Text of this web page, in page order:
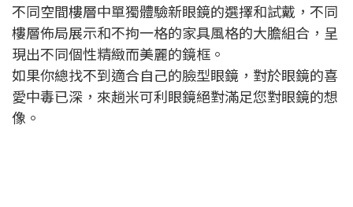
不同空間樓層中單獨體驗新眼鏡的選擇和試戴，不同
樓層佈局展示和不拘一格的家具風格的大膽組合，呈
現出不同個性精緻而美麗的鏡框。
如果你總找不到適合自己的臉型眼鏡，對於眼鏡的喜
愛中毒已深，來趟米可利眼鏡絕對滿足您對眼鏡的想
像。